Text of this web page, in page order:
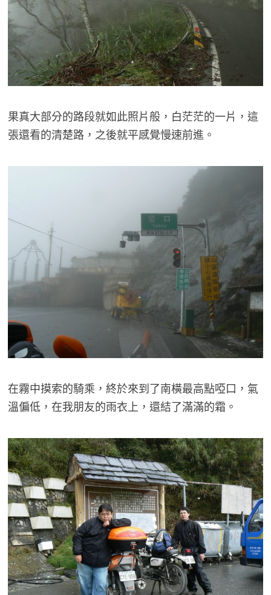
果真大部分的路段就如此照片般，白茫茫的一片，這
張還看的清楚路，之後就平感覺慢速前進。
在霧中摸索的騎乘，終於來到了南橫最高點啞口，氣
溫偏低，在我朋友的雨衣上，還結了滿滿的霜。